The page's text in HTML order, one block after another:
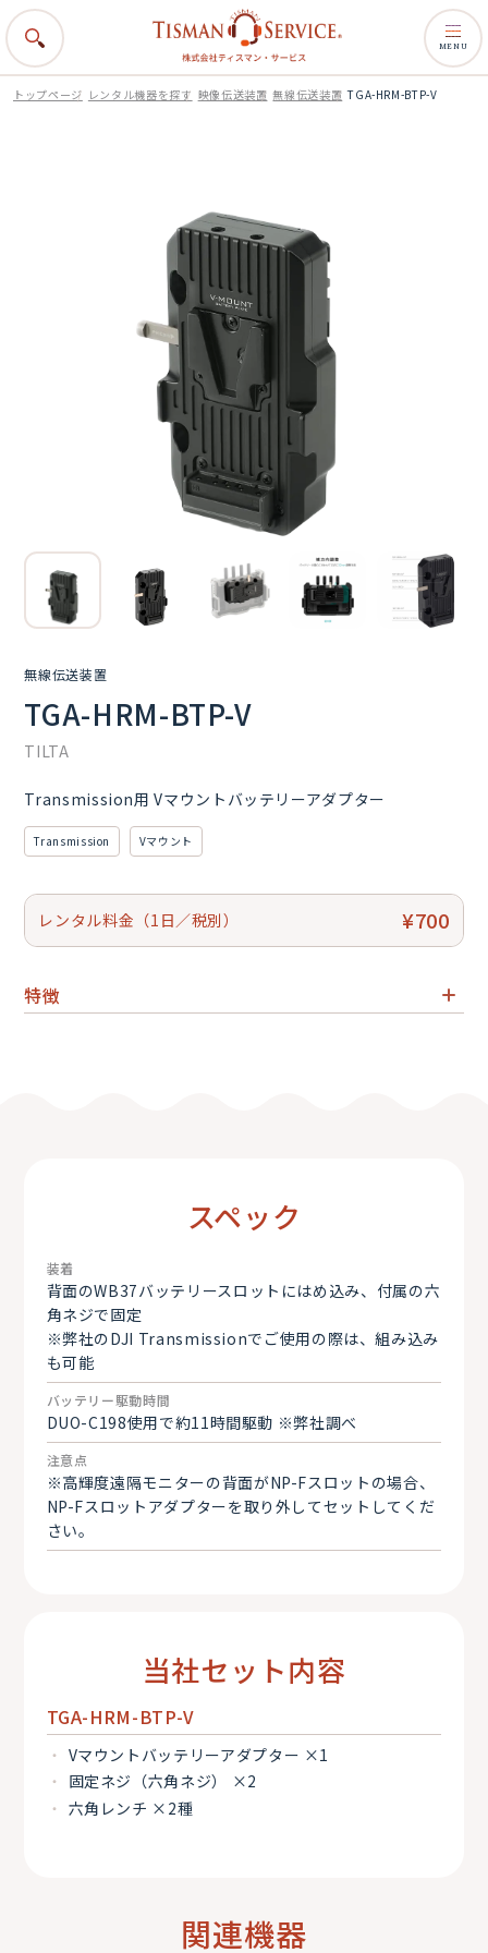
MENU
トップページ レンタル機器を探す 映像伝送装置 無線伝送装置 TGA-HRM-BTP-V
無線伝送装置
TGA-HRM-BTP-V
TILTA
Transmission用 Vマウントバッテリーアダプター
Transmission Vマウント
レンタル料金（1日／税別） ¥700
特徴
スペック
装着
背面のWB37バッテリースロットにはめ込み、付属の六
角ネジで固定
※弊社のDJI Transmissionでご使用の際は、組み込み
も可能
バッテリー駆動時間
DUO-C198使用で約11時間駆動 ※弊社調べ
注意点
※高輝度遠隔モニターの背面がNP-Fスロットの場合、
NP-Fスロットアダプターを取り外してセットしてくだ
さい。
当社セット内容
TGA-HRM-BTP-V
Vマウントバッテリーアダプター ×1
固定ネジ（六角ネジ） ×2
六角レンチ ×2種
関連機器